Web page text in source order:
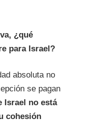
¿qué
para Israel?
absoluta no
se pagan
Israel no está
cohesión